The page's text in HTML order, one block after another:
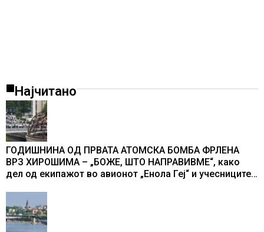
Најчитано
ГОДИШНИНА ОД ПРВАТА АТОМСКА БОМБА ФРЛЕНА
ВРЗ ХИРОШИМА – „БОЖЕ, ШТО НАПРАВИВМЕ“, како
дел од екипажот во авионот „Енола Геј“ и учесниците
промени текот на историјата